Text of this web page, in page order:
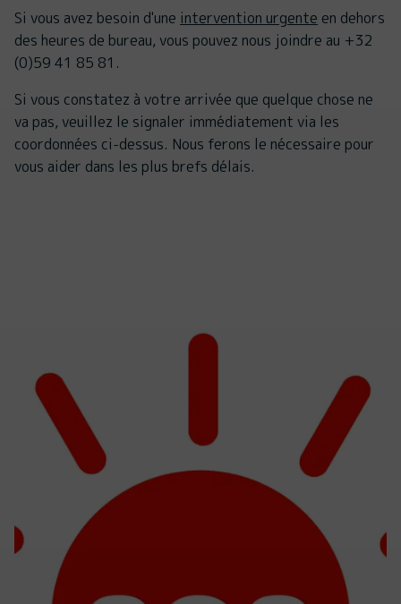
Si vous avez besoin d'une intervention urgente en dehors
des heures de bureau, vous pouvez nous joindre au +32
(0)59 41 85 81.
Si vous constatez à votre arrivée que quelque chose ne
va pas, veuillez le signaler immédiatement via les
coordonnées ci-dessus. Nous ferons le nécessaire pour
vous aider dans les plus brefs délais.